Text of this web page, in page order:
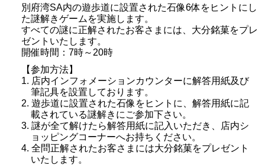
別府湾SA内の遊歩道に設置された石像6体をヒントにし
た謎解きゲームを実施します。
すべての謎に正解されたお客さまには、大分銘菓をプレ
ゼントいたします。
開催時間：7時～20時
【参加方法】
店内インフォメーションカウンターに解答用紙及び
筆記具を設置しております。
遊歩道に設置された石像をヒントに、解答用紙に記
載されている謎解きにご参加下さい。
謎が全て解けたら解答用紙に記入いただき、店内シ
ョッピングコーナーへお持ちください。
全問正解されたお客さまには大分銘菓をプレゼント
いたします。